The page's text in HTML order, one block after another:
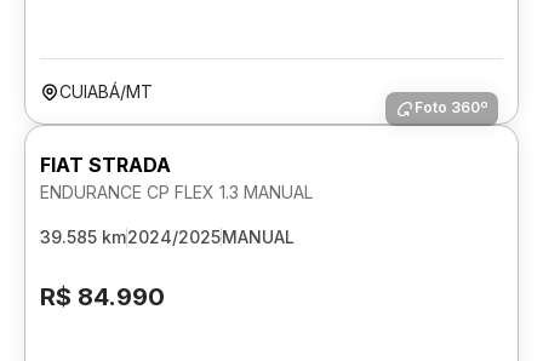
CUIABÁ/MT
Foto 360º
FIAT STRADA
ENDURANCE CP FLEX 1.3 MANUAL
39.585 km2024/2025MANUAL
R$ 84.990